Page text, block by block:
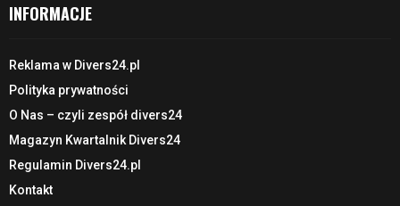
INFORMACJE
Reklama w Divers24.pl
Polityka prywatności
O Nas – czyli zespół divers24
Magazyn Kwartalnik Divers24
Regulamin Divers24.pl
Kontakt